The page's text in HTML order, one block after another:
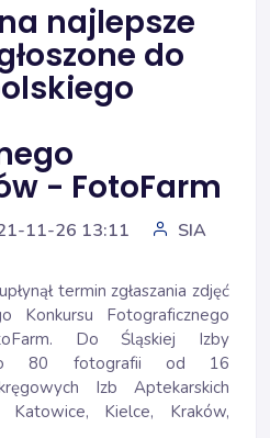
najlepsze
do
- FotoFarm
11-26 13:11
SIA
termin zgłaszania zdjęć
Konkursu Fotograficznego
Do Śląskiej Izby
80 fotografii od 16
Izb Aptekarskich
Katowice, Kielce, Kraków,